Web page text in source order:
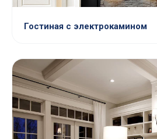
Гостиная с электрокамином